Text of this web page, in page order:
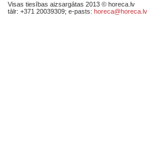
Visas tiesības aizsargātas 2013 © horeca.lv
tālr: +371 20039309; e-pasts: horeca@horeca.lv